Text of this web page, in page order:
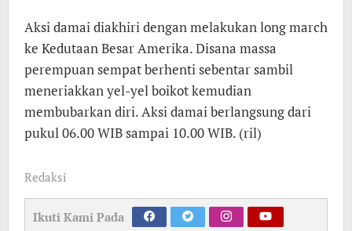
Aksi damai diakhiri dengan melakukan long march
ke Kedutaan Besar Amerika. Disana massa
perempuan sempat berhenti sebentar sambil
meneriakkan yel-yel boikot kemudian
membubarkan diri. Aksi damai berlangsung dari
pukul 06.00 WIB sampai 10.00 WIB. (ril)
Redaksi
Ikuti Kami Pada